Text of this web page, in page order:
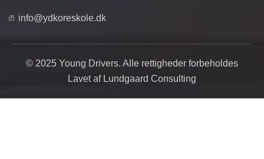
info@ydkoreskole.dk
© 2025 Young Drivers. Alle rettigheder forbeholdes
Lavet af Lundgaard Consulting